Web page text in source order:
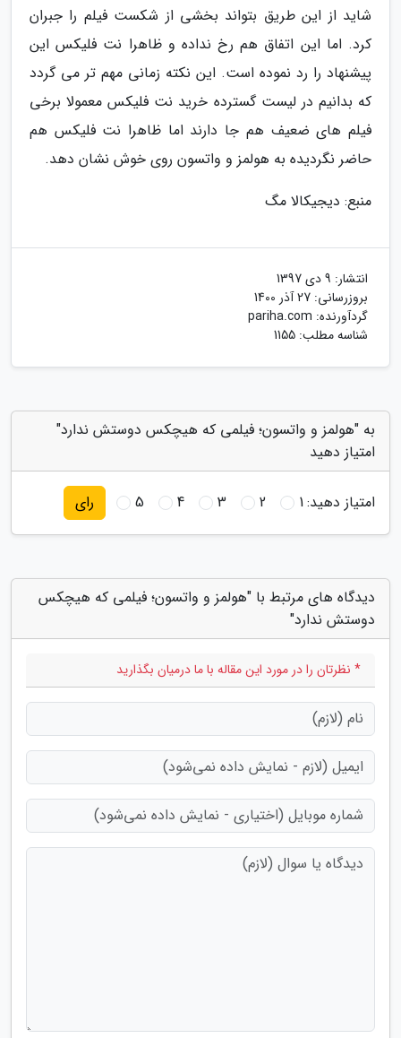
شاید از این طریق بتواند بخشی از شکست فیلم را جبران
کرد. اما این اتفاق هم رخ نداده و ظاهرا نت فلیکس این
پیشنهاد را رد نموده است. این نکته زمانی مهم تر می گردد
که بدانیم در لیست گسترده خرید نت فلیکس معمولا برخی
فیلم های ضعیف هم جا دارند اما ظاهرا نت فلیکس هم
حاضر نگردیده به هولمز و واتسون روی خوش نشان دهد.
منبع: دیجیکالا مگ
انتشار: 9 دی 1397
بروزرسانی: 27 آذر 1400
گردآورنده: pariha.com
شناسه مطلب: 1155
به "هولمز و واتسون؛ فیلمی که هیچکس دوستش ندارد"
امتیاز دهید
امتیاز دهید:1
2
3
4
5 رای
دیدگاه های مرتبط با "هولمز و واتسون؛ فیلمی که هیچکس
دوستش ندارد"
* نظرتان را در مورد این مقاله با ما درمیان بگذارید